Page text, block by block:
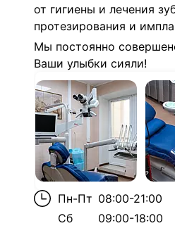
от гигиены и лечения
протезирования и
Мы постоянно
Ваши улыбки сияли!
Пн-Пт 08:00-21:00
Сб
09:00-18:00